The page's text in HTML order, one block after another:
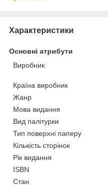
Характеристики
Основні атрибути
Виробник
Країна виробник
Жанр
Мова видання
Вид палітурки
Тип поверхні паперу
Кількість сторінок
Рік видання
ISBN
Стан